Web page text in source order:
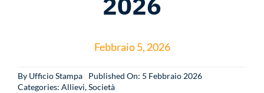
Febbraio 5, 2026
By Ufficio Stampa
Published On: 5 Febbraio 2026
Categories: Allievi,Società